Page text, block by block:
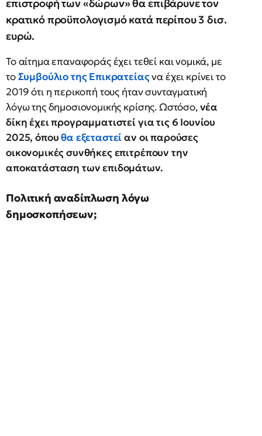
επιστροφή των «δώρων» θα επιβάρυνε τον
κρατικό προϋπολογισμό κατά περίπου 3 δισ.
ευρώ.
Το αίτημα επαναφοράς έχει τεθεί και νομικά, με
τοΣυμβούλιο της Επικρατείαςνα έχει κρίνει το
2019 ότι η περικοπή τους ήταν συνταγματική
λόγω της δημοσιονομικής κρίσης. Ωστόσο,νέα
δίκη έχει προγραμματιστεί για τις 6 Ιουνίου
2025, όπουθα εξεταστείαν οι παρούσες
οικονομικές συνθήκες επιτρέπουν την
αποκατάσταση των επιδομάτων.
Πολιτική αναδίπλωση λόγω
δημοσκοπήσεων;